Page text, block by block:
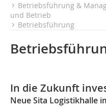
Betriebsführung &
und Betrieb
Betriebsführung
In die Zukunft
Neue Sita Logistikhalle